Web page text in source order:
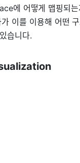
에 어떻게 맵핑되는
이를 이용해 어떤
습니다.